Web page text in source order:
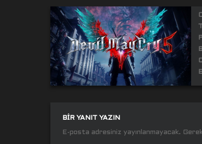
BIR YANIT YAZIN
E-posta adresiniz yayınlanmayacak.